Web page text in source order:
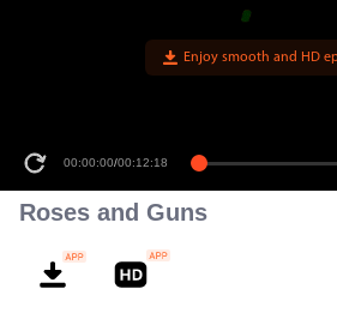
Enjoy smooth and HD
00:00:00/00:12:18
Roses and Guns